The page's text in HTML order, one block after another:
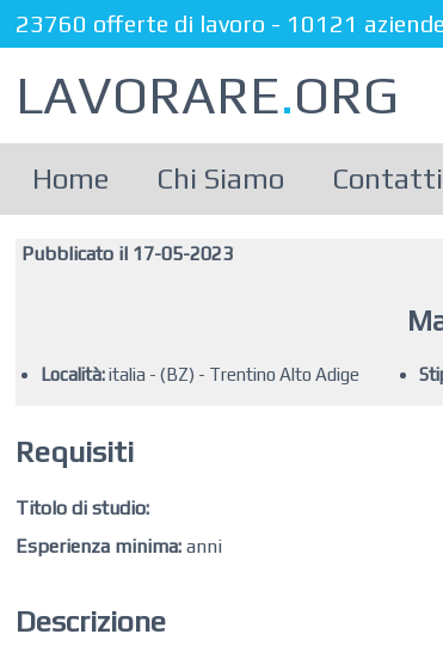
23760 offerte di lavoro - 10121 aziende
LAVORARE.ORG
Home Chi Siamo Contatti
Pubblicato il 17-05-2023
Località:italia - (BZ) - Trentino Alto Adige
Requisiti
Titolo di studio:
Esperienza minima: anni
Descrizione